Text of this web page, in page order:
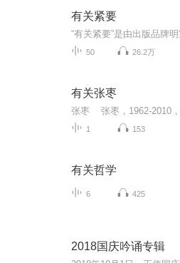
有关紧要
50 26.2万
有关张枣
1 153
有关哲学
6 425
2018国庆吟诵专辑